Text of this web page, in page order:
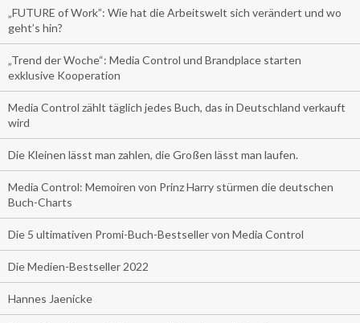
„FUTURE of Work”: Wie hat die Arbeitswelt sich verändert und wo
geht’s hin?
„Trend der Woche“: Media Control und Brandplace starten
exklusive Kooperation
Media Control zählt täglich jedes Buch, das in Deutschland verkauft
wird
Die Kleinen lässt man zahlen, die Großen lässt man laufen.
Media Control: Memoiren von Prinz Harry stürmen die deutschen
Buch-Charts
Die 5 ultimativen Promi-Buch-Bestseller von Media Control
Die Medien-Bestseller 2022
Hannes Jaenicke